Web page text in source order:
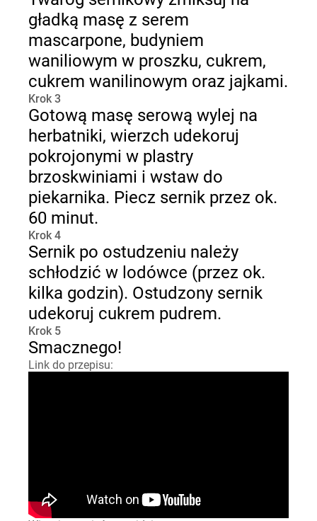
gładką masę z serem
mascarpone, budyniem
waniliowym w proszku, cukrem,
cukrem wanilinowym oraz jajkami.
Krok 3
Gotową masę serową wylej na
herbatniki, wierzch udekoruj
pokrojonymi w plastry
brzoskwiniami i wstaw do
piekarnika. Piecz sernik przez ok.
60 minut.
Krok 4
Sernik po ostudzeniu należy
schłodzić w lodówce (przez ok.
kilka godzin). Ostudzony sernik
udekoruj cukrem pudrem.
Krok 5
Smacznego!
Link do przepisu: